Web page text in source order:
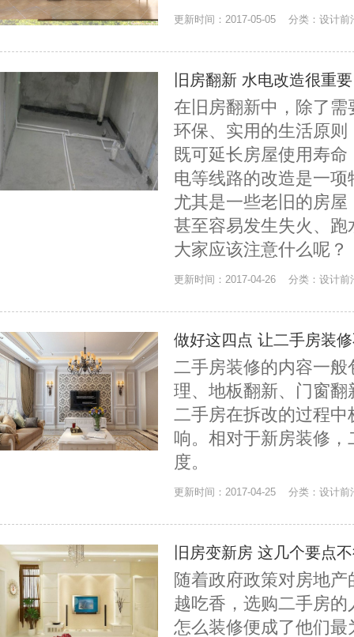
更新时间：2017-05-05 分类：设计
旧房翻新 水电改造很重要
在旧房翻新中，除了
环保、实用的生活原
既可延长房屋使用寿
电等线路的改造是一
尤其是一些老旧的房
甚至容易发生失火、
大家应该注意什么呢？
更新时间：2017-04-26 分类：设计
做好这四点 让二手房装
二手房装修的内容一
理、地板翻新、门窗
二手房在拆改的过程
响。相对于新房装修
度。
更新时间：2017-04-25 分类：设计
旧房变新房 这几个要点
随着政府政策对房地
越吃香，选购二手房
怎么装修便成了他们